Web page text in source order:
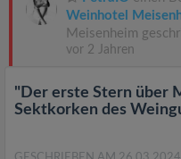
Weinhotel
Meisenheim
vor 2 Jahren
"Der erste Stern über
Sektkorken des